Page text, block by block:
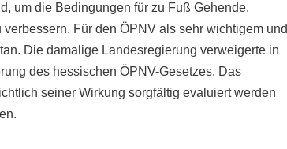
um die Bedingungen für zu Fuß Gehende,
Für den ÖPNV als sehr wichtigem und
Die damalige Landesregierung verweigerte in
des hessischen ÖPNV-Gesetzes. Das
seiner Wirkung sorgfältig evaluiert werden